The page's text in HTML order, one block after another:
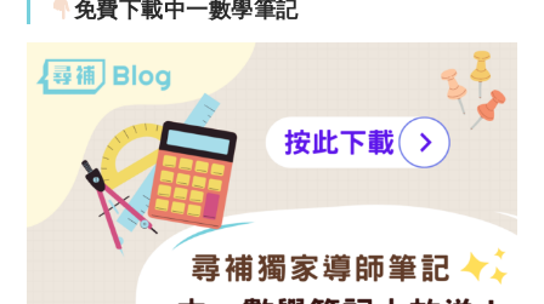
免費下載中一數學筆記